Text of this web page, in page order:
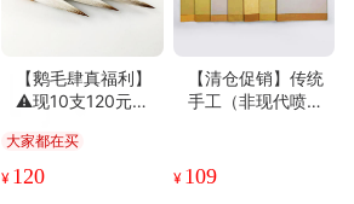
【鹅毛肆真福利】
⚠️现10支120元包
号羊兼毫同款 淘宝
31元/支 出锋4c
大家都在买
¥ 120
【清仓促销】传统
手工（非现代喷墨
后买五送一，60张
¥ 109